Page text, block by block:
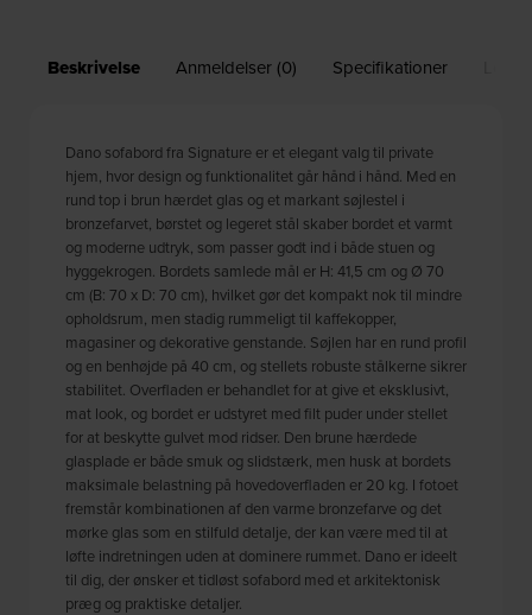
Beskrivelse Anmeldelser (0) Specifikationer
Dano sofabord fra Signature er et elegant valg til private
hjem, hvor design og funktionalitet går hånd i hånd. Med en
rund top i brun hærdet glas og et markant søjlestel i
bronzefarvet, børstet og legeret stål skaber bordet et varmt
og moderne udtryk, som passer godt ind i både stuen og
hyggekrogen. Bordets samlede mål er H: 41,5 cm og Ø 70
cm (B: 70 x D: 70 cm), hvilket gør det kompakt nok til mindre
opholdsrum, men stadig rummeligt til kaffekopper,
magasiner og dekorative genstande. Søjlen har en rund profil
og en benhøjde på 40 cm, og stellets robuste stålkerne sikrer
stabilitet. Overfladen er behandlet for at give et eksklusivt,
mat look, og bordet er udstyret med filt puder under stellet
for at beskytte gulvet mod ridser. Den brune hærdede
glasplade er både smuk og slidstærk, men husk at bordets
maksimale belastning på hovedoverfladen er 20 kg. I fotoet
fremstår kombinationen af den varme bronzefarve og det
mørke glas som en stilfuld detalje, der kan være med til at
løfte indretningen uden at dominere rummet. Dano er ideelt
til dig, der ønsker et tidløst sofabord med et arkitektonisk
præg og praktiske detaljer.